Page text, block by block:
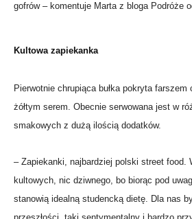
gofrów – komentuje Marta z bloga Podróże
Kultowa zapiekanka
Pierwotnie chrupiąca bułka pokryta farszem
żółtym serem. Obecnie serwowana jest w
smakowych z dużą ilością dodatków.
– Zapiekanki, najbardziej polski street food.
kultowych, nic dziwnego, bo biorąc pod
stanowią idealną studencką dietę. Dla nas